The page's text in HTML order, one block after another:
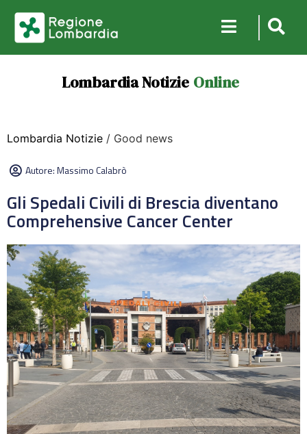
Lombardia Notizie Online
Lombardia Notizie / Good news
Autore:Massimo Calabrò
Gli Spedali Civili di Brescia diventano
Comprehensive Cancer Center